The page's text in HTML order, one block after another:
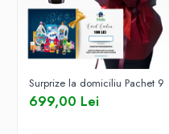
Surprize la domiciliu Pachet 9
699,00 Lei